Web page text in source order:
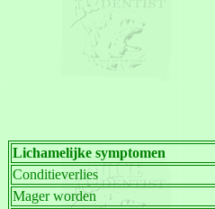
Lichamelijke symptomen
Conditieverlies
Mager worden